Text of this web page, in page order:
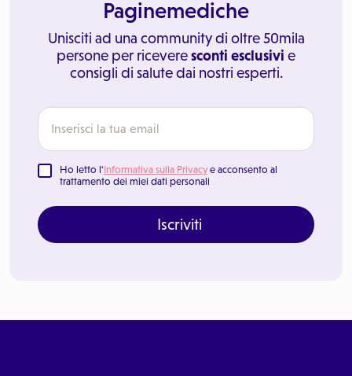
Paginemediche
Unisciti ad una community di oltre 50mila
persone per riceveresconti esclusivi e
consigli di salute dai nostri esperti.
Ho letto l'Informativa sulla Privacy e acconsento al
trattamento dei miei dati personali
Iscriviti